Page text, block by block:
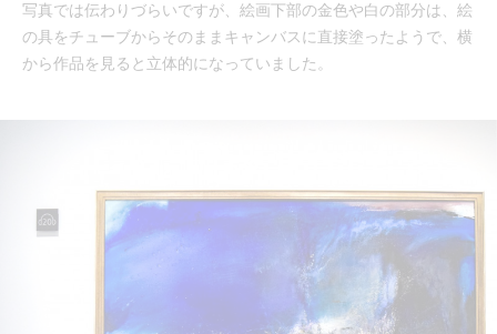
写真では伝わりづらいですが、絵画下部の金色や白の部分は、絵
の具をチューブからそのままキャンバスに直接塗ったようで、横
から作品を見ると立体的になっていました。